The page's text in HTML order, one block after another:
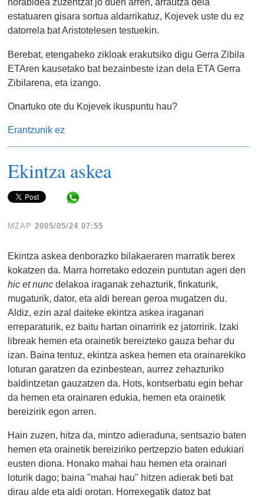
estatuaren gisara sortua aldarrikatuz, Kojevek uste du ez
datorrela bat Aristotelesen testuekin.
Berebat, etengabeko zikloak erakutsiko digu Gerra Zibila
ETAren kausetako bat bezainbeste izan dela ETA Gerra
Zibilarena, eta izango.
Onartuko ote du Kojevek ikuspuntu hau?
Erantzunik ez
Ekintza askea
MZAP 2005/05/24 07:55
Ekintza askea denborazko bilakaeraren marratik berex
kokatzen da. Marra horretako edozein puntutan ageri den
hic et nunc delakoa iraganak zehazturik, finkaturik,
mugaturik, dator, eta aldi berean geroa mugatzen du.
Aldiz, ezin azal daiteke ekintza askea iraganari
erreparaturik, ez baitu hartan oinarririk ez jatorririk. Izaki
libreak hemen eta orainetik bereizteko gauza behar du
izan. Baina tentuz, ekintza askea hemen eta orainarekiko
loturan garatzen da ezinbestean, aurrez zehazturiko
baldintzetan gauzatzen da. Hots, kontserbatu egin behar
da hemen eta orainaren edukia, hemen eta orainetik
bereizirik egon arren.
Hain zuzen, hitza da, mintzo adieraduna, sentsazio baten
hemen eta orainetik bereiziriko pertzepzio baten edukiari
eusten diona. Honako mahai hau hemen eta orainari
loturik dago; baina "mahai hau" hitzen adierak beti bat
dirau alde eta aldi orotan. Horrexegatik datoz bat